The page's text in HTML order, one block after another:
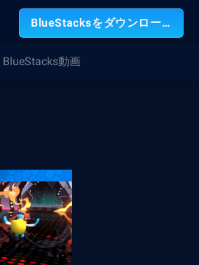
BlueStacksをダウンロード
BlueStacks動画